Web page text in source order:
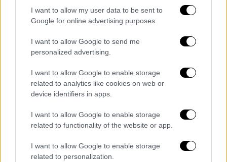
I want to allow my user data to be sent to
Google for online advertising purposes.
I want to allow Google to send me
personalized advertising.
I want to allow Google to enable storage
related to analytics like cookies on web or
device identifiers in apps.
I want to allow Google to enable storage
related to functionality of the website or app.
I want to allow Google to enable storage
related to personalization.
αντίδραση και με μία μοναδική απόκρουση
κράτησε ανέπαφη την εστία του.
Στο δεύτερο ημίχρονο η Ένωση μπήκε με το
Αρχικά, στο 47' ο Φραντζί Πιερό έχασε το...
άχαστο, καθώς βρέθηκε μόνος στην μικρή
περιοχή, σούταρε, αλλά αμυντικός της
Χάποελ έσωσε πάνω στη γραμμή και η μπάλα
κατέληξε κόρνερ. Εκεί σταμάτησε και η τύχη
των Ισραηλινών, με τον Ρέλβας να σκοράρει
στο επίσημο ντεμπούτο του με την ομάδα.